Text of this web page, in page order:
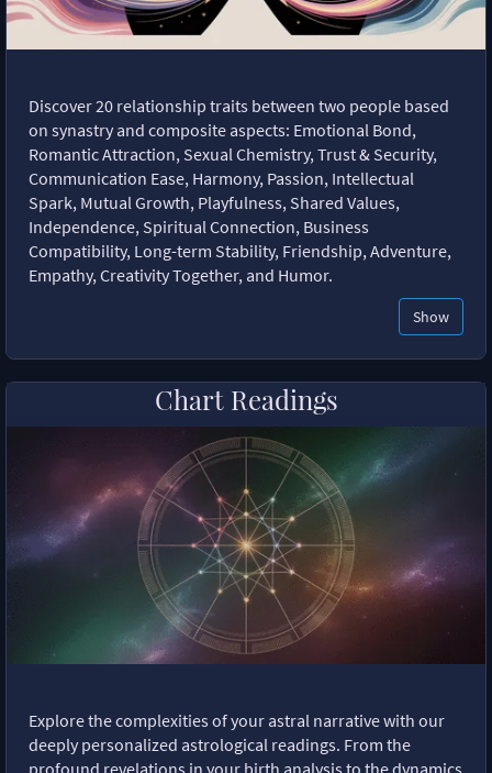
Discover 20 relationship traits between two people based
on synastry and composite aspects: Emotional Bond,
Romantic Attraction, Sexual Chemistry, Trust & Security,
Communication Ease, Harmony, Passion, Intellectual
Spark, Mutual Growth, Playfulness, Shared Values,
Independence, Spiritual Connection, Business
Compatibility, Long-term Stability, Friendship, Adventure,
Empathy, Creativity Together, and Humor.
Show
Chart Readings
Explore the complexities of your astral narrative with our
deeply personalized astrological readings. From the
profound revelations in your birth analysis to the dynamics